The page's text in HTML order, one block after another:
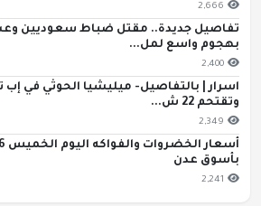
2,666
تفاصيل جديدة.. مقتل ضباط سعوديين
بهجوم واسع لمل...
2,400
اسرار | بالتفاصيل- ميليشيا الحوثي في
وتقتحم 22 ش...
2,349
بأسوق عدن
2,241